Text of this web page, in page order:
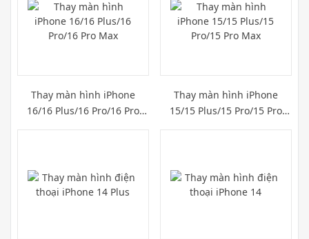
Thay màn hình iPhone
16/16 Plus/16 Pro/16 Pro
Thay màn hình iPhone
15/15 Plus/15 Pro/15 Pro